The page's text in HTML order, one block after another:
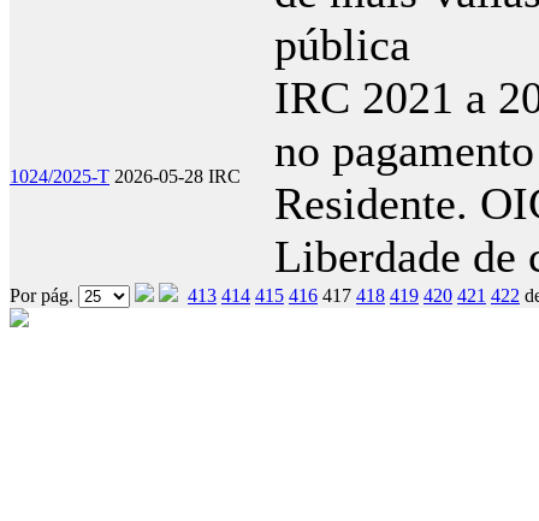
pública
1024/2025-T 2026-05-28 IRC
IRC 2021 a
no
Residente.
Liberdade de
Por pág. 413 414 415 416 417 418 419 420 421 422